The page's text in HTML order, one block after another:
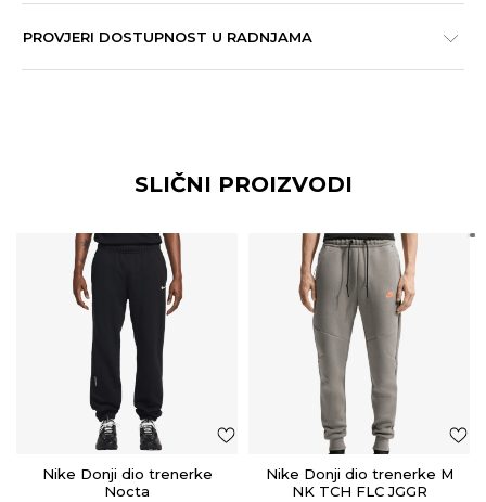
PROVJERI DOSTUPNOST U RADNJAMA
SLIČNI PROIZVODI
Nike Donji dio trenerke
Nocta
Nike Donji dio trenerke M
NK TCH FLC JGGR